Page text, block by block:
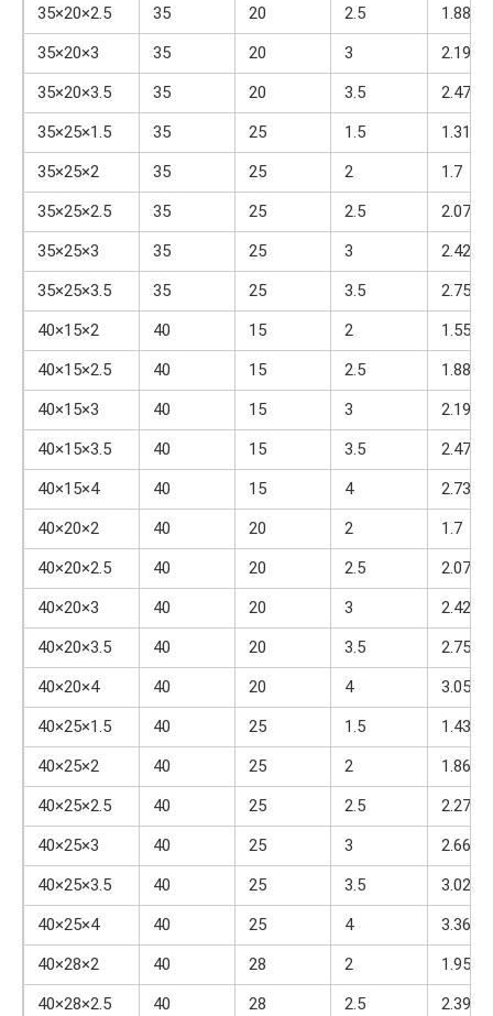
35×20×2.5
35 20 2.5
1.88
35×20×3
35 20 3
2.19
35×20×3.5
35 20 3.5
2.47
35×25×1.5
35 25 1.5
1.31
35×25×2
35 25 2
1.7
35×25×2.5
35 25 2.5
2.07
35×25×3
35 25 3
2.42
35×25×3.5
35 25 3.5
2.75
40×15×2
40 15 2
1.55
40×15×2.5
40 15 2.5
1.88
40×15×3
40 15 3
2.19
40×15×3.5
40 15 3.5
2.47
40×15×4
40 15 4
2.73
40×20×2
40 20 2
1.7
40×20×2.5
40 20 2.5
2.07
40×20×3
40 20 3
2.42
40×20×3.5
40 20 3.5
2.75
40×20×4
40 20 4
3.05
40×25×1.5
40 25 1.5
1.43
40×25×2
40 25 2
1.86
40×25×2.5
40 25 2.5
2.27
40×25×3
40 25 3
2.66
40×25×3.5
40 25 3.5
3.02
40×25×4
40 25 4
3.36
40×28×2
40 28 2
1.95
40×28×2.5
40 28 2.5
2.39